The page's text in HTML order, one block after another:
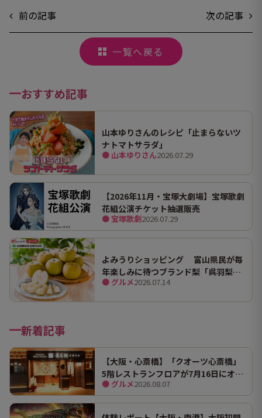
前の記事 次の記事
一覧へ戻る
おすすめ記事
山本ゆりさんのレシピ「止まらないツ
ナトマトサラダ」
● 山本ゆりさん2026.07.29
【2026年11月・宝塚大劇場】宝塚歌劇
花組公演チケット抽選販売
● 宝塚歌劇2026.07.29
よみうりショッピング 富山県民が毎
年楽しみに待つブランド梨「呉羽梨
（幸水）」限定100箱を特別販売！
● グルメ2026.07.14
新着記事
【大阪・心斎橋】「クオーツ心斎橋」
5階レストランフロアが7月16日にオー
プン！ 全国初・関西初出店を含む多彩
な9店舗
● グルメ2026.08.07